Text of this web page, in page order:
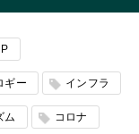
ギー インフラ
ム コロナ